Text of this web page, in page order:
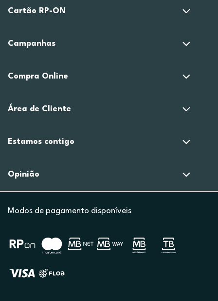
Cartão RP-ON
Campanhas
Compra Online
Área de Cliente
Estamos contigo
Opinião
Modos de pagamento disponíveis